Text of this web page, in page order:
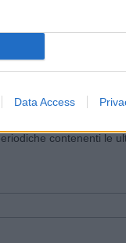
Data Access
contenenti le